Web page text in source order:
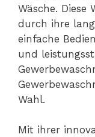
Wäsche. Diese
durch ihre
einfache
und
Wahl.
Mit ihrer